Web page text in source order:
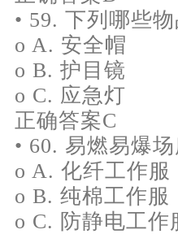
• 59. 下列哪些
o A. 安全帽
o B. 护目镜
o C. 应急灯
正确答案C
• 60. 易燃易爆
o A. 化纤工作服
o B. 纯棉工作服
o C. 防静电工作